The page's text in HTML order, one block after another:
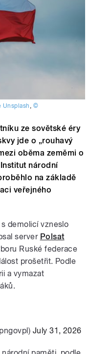
Unsplash , ©
ze sovětské éry
jde o „rouhavý
oběma zeměmi o
národní
na základě
veřejného
demolicí vzneslo
server Polsat
Ruské federace
prošetřit. Podle
a vymazat
July 31, 2026